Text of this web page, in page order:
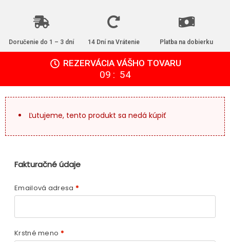
Doručenie do 1 – 3 dní 14 Dní na Vrátenie Platba na dobierku
REZERVÁCIA VÁŠHO TOVARU
09 : 53
Ľutujeme, tento produkt sa nedá kúpiť
Fakturačné údaje
Emailová adresa *
Krstné meno *